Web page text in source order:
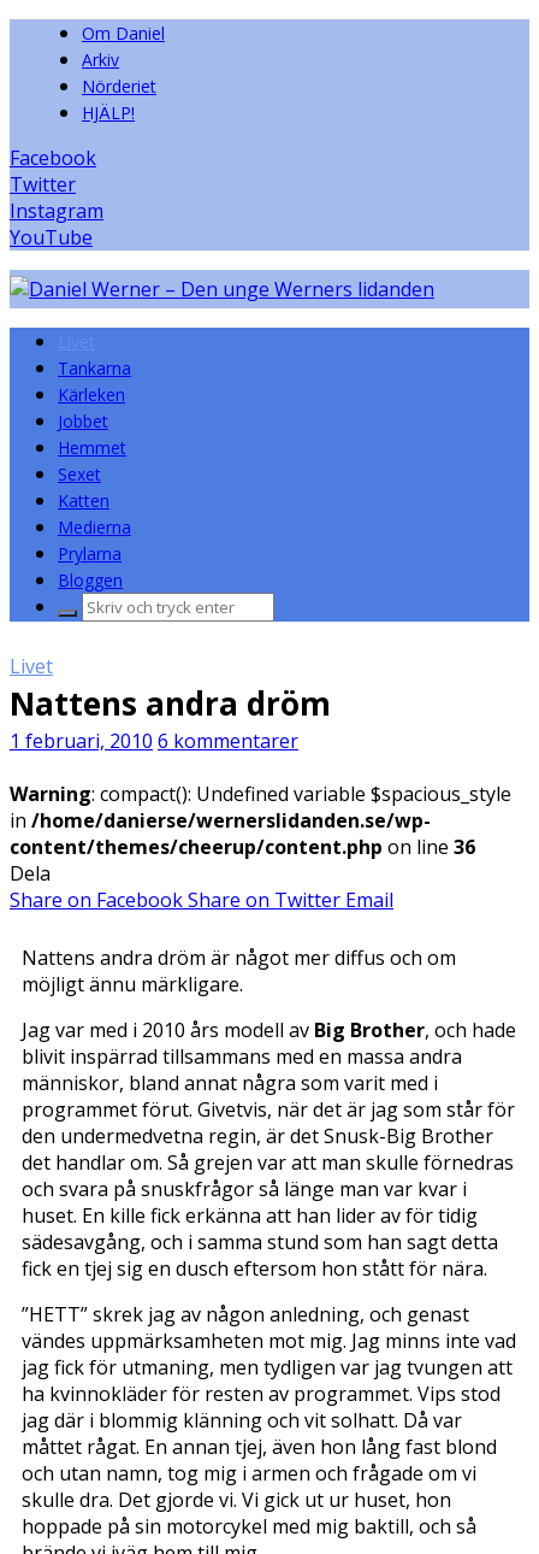
Om Daniel
Arkiv
Nörderiet
HJÄLP!
Facebook
Twitter
Instagram
YouTube
Tankarna
Kärleken
Jobbet
Hemmet
Sexet
Katten
Medierna
Prylarna
Bloggen
Sök
Livet
Nattens andra dröm
1 februari, 2010 6 kommentarer
Warning: compact(): Undefined variable $spacious_style
in /home/danierse/wernerslidanden.se/wp-
content/themes/cheerup/content.php on line 36
Dela
Share on FacebookShare on Twitter Email
Nattens andra dröm är något mer diffus och om
möjligt ännu märkligare.
Jag var med i 2010 års modell av Big Brother, och hade
blivit inspärrad tillsammans med en massa andra
människor, bland annat några som varit med i
programmet förut. Givetvis, när det är jag som står för
den undermedvetna regin, är det Snusk-Big Brother
det handlar om. Så grejen var att man skulle förnedras
och svara på snuskfrågor så länge man var kvar i
huset. En kille fick erkänna att han lider av för tidig
sädesavgång, och i samma stund som han sagt detta
fick en tjej sig en dusch eftersom hon stått för nära.
”HETT” skrek jag av någon anledning, och genast
vändes uppmärksamheten mot mig. Jag minns inte vad
jag fick för utmaning, men tydligen var jag tvungen att
ha kvinnokläder för resten av programmet. Vips stod
jag där i blommig klänning och vit solhatt. Då var
måttet rågat. En annan tjej, även hon lång fast blond
och utan namn, tog mig i armen och frågade om vi
skulle dra. Det gjorde vi. Vi gick ut ur huset, hon
hoppade på sin motorcykel med mig baktill, och så